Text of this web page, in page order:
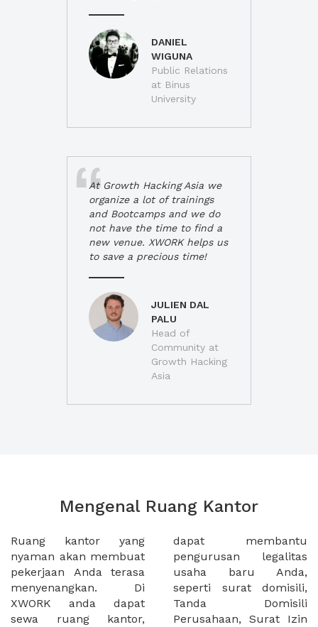
DANIEL
WIGUNA
Public Relations
at Binus
University
At Growth Hacking Asia we
organize a lot of trainings
and Bootcamps and we do
not have the time to find a
new venue. XWORK helps us
to save a precious time!
JULIEN DAL
PALU
Head of
Community at
Growth Hacking
Asia
Mengenal Ruang Kantor
Ruang kantor yang
nyaman akan membuat
pekerjaan Anda terasa
menyenangkan. Di
XWORK anda dapat
sewa ruang kantor,
dapat membantu
pengurusan legalitas
usaha baru Anda,
seperti surat domisili,
Tanda Domisili
Perusahaan, Surat Izin